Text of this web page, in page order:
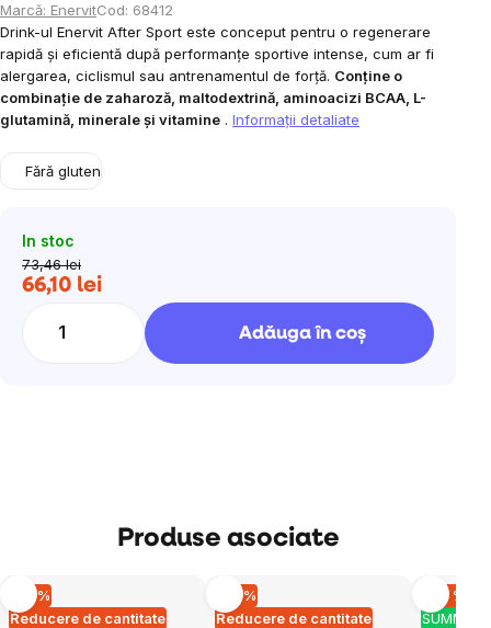
Marcă: EnervitCod: 68412
Drink-ul Enervit After Sport este conceput pentru o regenerare
rapidă și eficientă după performanțe sportive intense, cum ar fi
alergarea, ciclismul sau antrenamentul de forță. Conține o
combinație de zaharoză, maltodextrină, aminoacizi BCAA, L-
glutamină, minerale și vitamine . Informaţii detaliate
Fără gluten
In stoc
73,46 lei
66,10 leiEvaluare
Adăuga în coş
Produse asociate
Reducere de cantitate
–10 %
Reducere de cantitate
–10 %
SUMMER
–20 %